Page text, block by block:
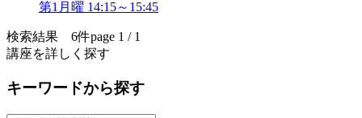
第1月曜 14:15～15:45
検索結果 6件page 1 / 1
講座を詳しく探す
キーワードから探す